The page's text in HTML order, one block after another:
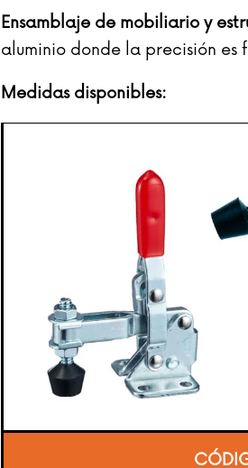
Ensamblaje de mobiliario y
aluminio donde la precisión es
Medidas disponibles: